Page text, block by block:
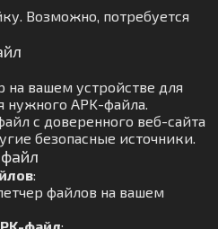
Возможно, потребуется
на вашем устройстве для
нужного APK-файла.
с доверенного веб-сайта
безопасные источники.
:
файлов на вашем